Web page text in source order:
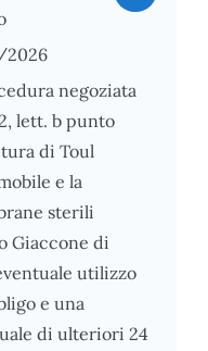
negoziata
lett. b punto
di Toul
e la
sterili
Giaccone di
utilizzo
e una
di ulteriori 24